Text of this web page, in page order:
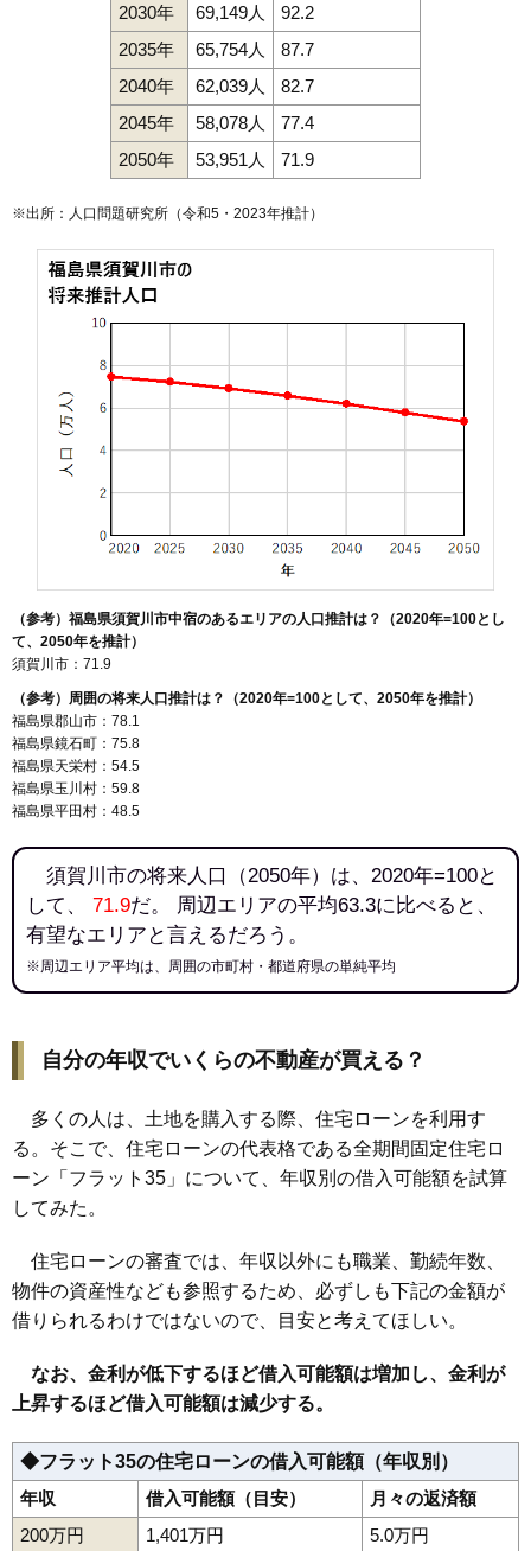
2030年
69,149人
92.2
2035年
65,754人
87.7
2040年
62,039人
82.7
2045年
58,078人
77.4
2050年
53,951人 71.9
※出所：人口問題研究所（令和5・2023年推計）
（参考）福島県須賀川市中宿のあるエリアの人口推計は？（2020年=100とし
て、2050年を推計）
須賀川市：71.9
（参考）周囲の将来人口推計は？（2020年=100として、2050年を推計）
福島県郡山市：78.1
福島県鏡石町：75.8
福島県天栄村：54.5
福島県玉川村：59.8
福島県平田村：48.5
須賀川市の将来人口（2050年）は、2020年=100と
して、 71.9だ。 周辺エリアの平均63.3に比べると、
有望なエリアと言えるだろう。
※周辺エリア平均は、周囲の市町村・都道府県の単純平均
自分の年収でいくらの不動産が買える？
多くの人は、土地を購入する際、住宅ローンを利用す
る。そこで、住宅ローンの代表格である全期間固定住宅ロ
ーン「フラット35」について、年収別の借入可能額を試算
してみた。
住宅ローンの審査では、年収以外にも職業、勤続年数、
物件の資産性なども参照するため、必ずしも下記の金額が
借りられるわけではないので、目安と考えてほしい。
なお、金利が低下するほど借入可能額は増加し、金利が
上昇するほど借入可能額は減少する。
◆フラット35の住宅ローンの借入可能額（年収別）
年収
借入可能額（目安）
月々の返済額
200万円
1,401万円
5.0万円